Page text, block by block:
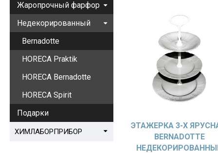
ЭТАЖЕРКА 3-Х
BERNADOTTE
Жаропрочный фарфор
Недекорированный
Bernadotte
HORECA Praktik
HORECA Bernadotte
HORECA Spirit
Подарки
ХИМЛАБОРПРИБОР